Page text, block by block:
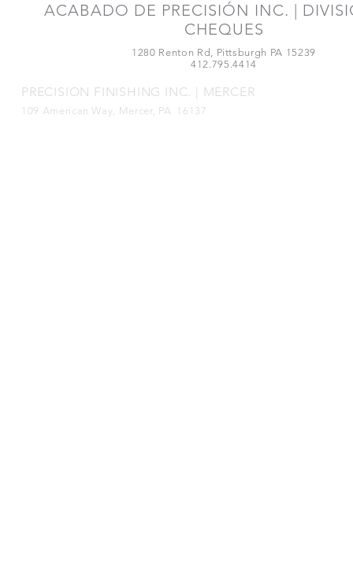
ACABADO DE PRECISIÓN INC. |
CHEQUES
1280 Renton Rd, Pittsburgh PA 15239
412.795.4414
PRECISION FINISHING INC. | MERCER
109 American Way, Mercer, PA 16137